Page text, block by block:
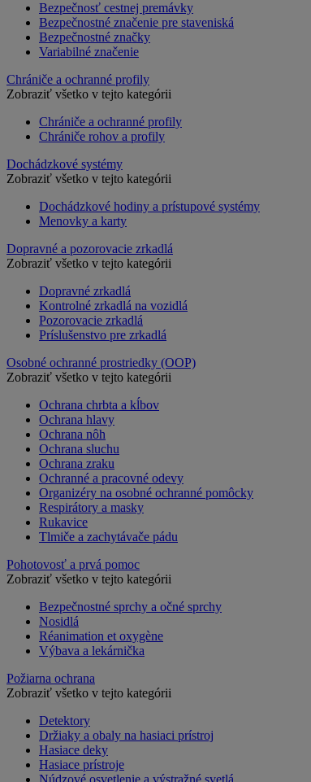
Bezpečnosť cestnej premávky
Bezpečnostné značenie pre staveniská
Bezpečnostné značky
Variabilné značenie
Chrániče a ochranné profily
Zobraziť všetko v tejto kategórii
Chrániče a ochranné profily
Chrániče rohov a profily
Dochádzkové systémy
Zobraziť všetko v tejto kategórii
Dochádzkové hodiny a prístupové systémy
Menovky a karty
Dopravné a pozorovacie zrkadlá
Zobraziť všetko v tejto kategórii
Dopravné zrkadlá
Kontrolné zrkadlá na vozidlá
Pozorovacie zrkadlá
Príslušenstvo pre zrkadlá
Osobné ochranné prostriedky (OOP)
Zobraziť všetko v tejto kategórii
Ochrana chrbta a kĺbov
Ochrana hlavy
Ochrana nôh
Ochrana sluchu
Ochrana zraku
Ochranné a pracovné odevy
Organizéry na osobné ochranné pomôcky
Respirátory a masky
Rukavice
Tlmiče a zachytávače pádu
Pohotovosť a prvá pomoc
Zobraziť všetko v tejto kategórii
Bezpečnostné sprchy a očné sprchy
Nosidlá
Réanimation et oxygène
Výbava a lekárnička
Požiarna ochrana
Zobraziť všetko v tejto kategórii
Detektory
Držiaky a obaly na hasiaci prístroj
Hasiace deky
Hasiace prístroje